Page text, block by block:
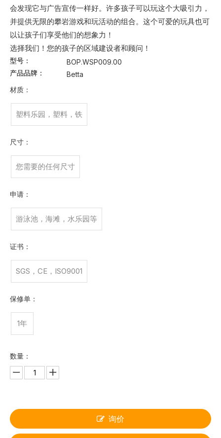
会发现它与广告宣传一样好。许多孩子可以玩这个大吸引力，
并提供无限的攀岩游戏和玩活动的组合。这个可爱的玩具也可
以让孩子们享受他们的想象力！
选择我们！您的孩子的区域建设者和顾问！
型号：
BOP.WSP009.00
产品品牌：
Betta
材质：
塑料乐园，塑料，铁
尺寸：
您需要的任何尺寸
申请：
游泳池，海滩，水乐园等
证书：
SGS，CE，ISO9001
保修单：
1年
数量：
询价